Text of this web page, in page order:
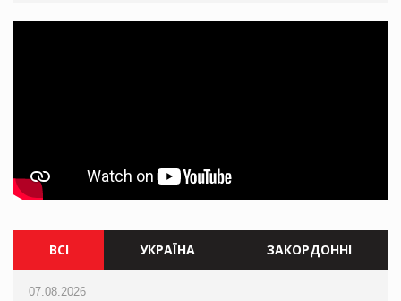
ВСІ УКРАЇНА ЗАКОРДОННІ
07.08.2026
07.08.2026
07.08.2026